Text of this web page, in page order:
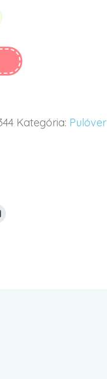
Kategória: Pulóver